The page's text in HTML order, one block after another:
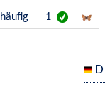
häufig 1